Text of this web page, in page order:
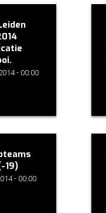
- 00:00
19)
- 00:00